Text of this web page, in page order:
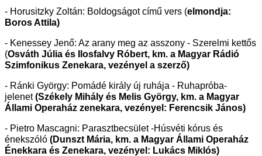
- Horusitzky Zoltán: Boldogságot című vers (elmondja:
Boros Attila)
- Kenessey Jenő: Az arany meg az asszony - Szerelmi kettős
(Osváth Júlia és Ilosfalvy Róbert, km. a Magyar Rádió
Szimfonikus Zenekara, vezényel a szerző)
- Ránki György: Pomádé király új ruhája - Ruhapróba-
jelenet(Székely Mihály és Melis György, km. a Magyar
Állami Operaház zenekara, vezényel: Ferencsik János)
- Pietro Mascagni: Parasztbecsület -Húsvéti kórus és
énekszóló (Dunszt Mária, km. a Magyar Állami Operaház
Énekkara és Zenekara, vezényel: Lukács Miklós)